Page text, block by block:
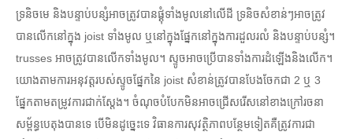
ទ្រនិចមេ និងបន្ទាប់បន្សំអាចត្រូវបានផ្គុំទាំងមូលនៅលើដី ទ្រនិចសំខាន់ៗអាចត្រូវ
បានលើកនៅក្នុង joist ទាំងមូល ឬនៅក្នុងផ្នែកនៅក្នុងការដួលរលំ និងបន្ទាប់បន្សំ។
trusses អាចត្រូវបានលើកទាំងមូល។ ស្ទូច​អាច​ប្រើ​បាន​ទាំង​ការ​ដំឡើង​និង​លើក។
យោងតាមការអនុវត្តរបស់ស្ទូចផ្នែកនៃ joist សំខាន់ត្រូវបានបែងចែកជា 2 ឬ 3
ផ្នែកតាមតម្រូវការជាក់ស្តែង។ ចំណុចបំបែកមិនអាចជ្រើសរើសនៅខាងក្រៅរចនា
សម្ព័ន្ធបេតុងបានទេ បើមិនដូច្នេះទេ វិធានការសុវត្ថិភាពបន្ថែមទៀតគឺត្រូវការជា